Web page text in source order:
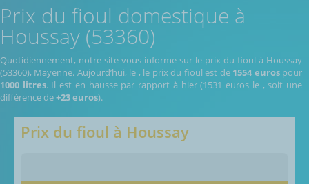
Prix du fioul domestique à
Houssay (53360)
Quotidiennement, notre site vous informe sur le prix du fioul à Houssay
(53360), Mayenne. Aujourd’hui, le , le prix du fioul est de 1554 eurospour
1000 litres. Il est en hausse par rapport à hier (1531 euros le , soit une
différence de+23 euros).
Prix du fioul à Houssay